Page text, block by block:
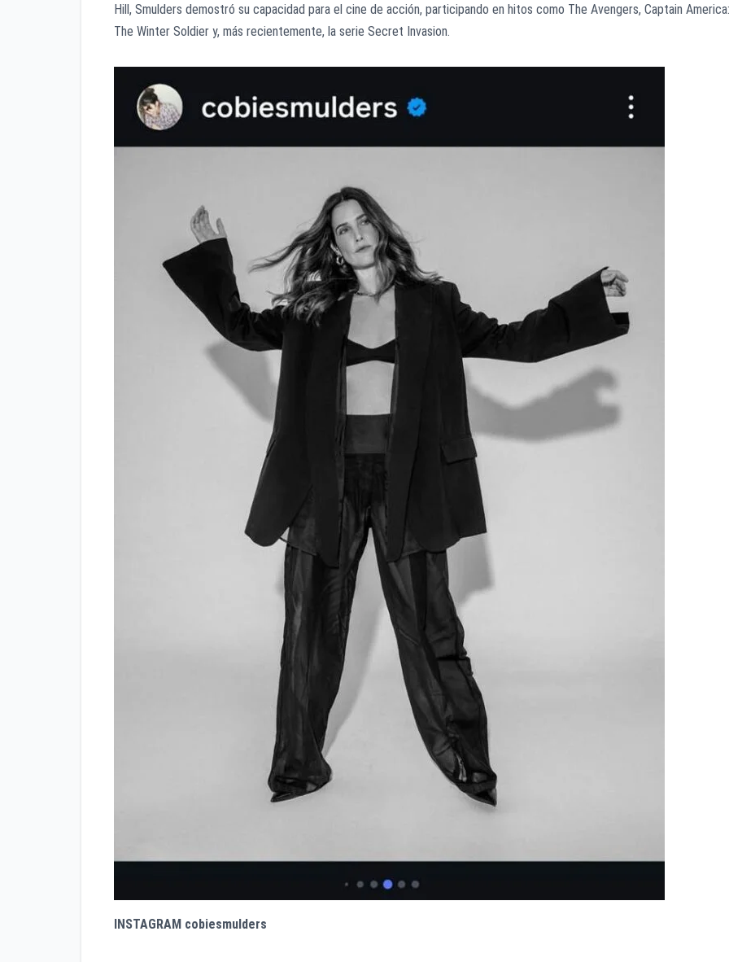
Hill, Smulders demostró su capacidad para el cine de acción, participando en hitos como The Avengers, Captain America:
The Winter Soldier y, más recientemente, la serie Secret Invasion.
INSTAGRAM cobiesmulders